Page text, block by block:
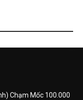
Chạm Mốc 100.000